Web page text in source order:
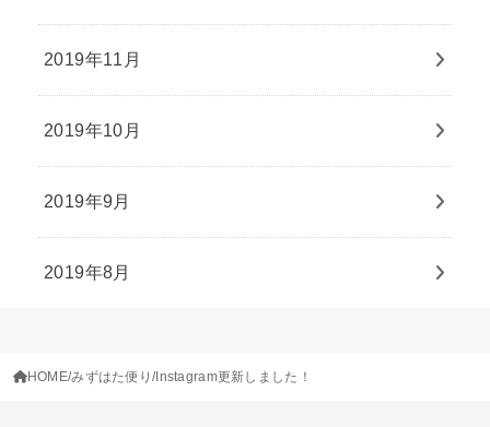
2019年11月
2019年10月
2019年9月
2019年8月
HOME みずはた便り Instagram更新しました！